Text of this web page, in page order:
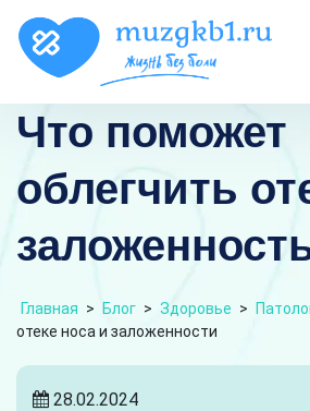
Что поможет
облегчить
Главная > Блог > Здоровье >
отеке носа и заложенности
28.02.2024